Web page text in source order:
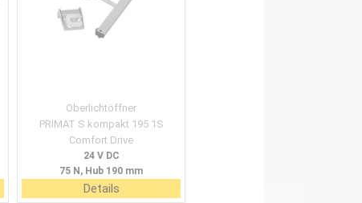
Oberlichtöffner
PRIMAT S kompakt 195 1S
Comfort Drive
24 V DC
75 N, Hub 190 mm
Details